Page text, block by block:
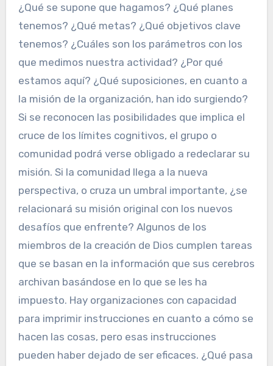
¿Qué se supone que hagamos? ¿Qué planes
tenemos? ¿Qué metas? ¿Qué objetivos clave
tenemos? ¿Cuáles son los parámetros con los
que medimos nuestra actividad? ¿Por qué
estamos aquí? ¿Qué suposiciones, en cuanto a
la misión de la organización, han ido surgiendo?
Si se reconocen las posibilidades que implica el
cruce de los límites cognitivos, el grupo o
comunidad podrá verse obligado a redeclarar su
misión. Si la comunidad llega a la nueva
perspectiva, o cruza un umbral importante, ¿se
relacionará su misión original con los nuevos
desafíos que enfrente? Algunos de los
miembros de la creación de Dios cumplen tareas
que se basan en la información que sus cerebros
archivan basándose en lo que se les ha
impuesto. Hay organizaciones con capacidad
para imprimir instrucciones en cuanto a cómo se
hacen las cosas, pero esas instrucciones
pueden haber dejado de ser eficaces. ¿Qué pasa